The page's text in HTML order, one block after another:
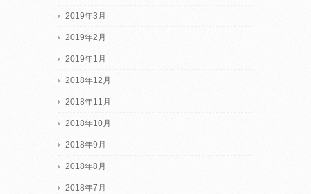
2019年3月
2019年2月
2019年1月
2018年12月
2018年11月
2018年10月
2018年9月
2018年8月
2018年7月